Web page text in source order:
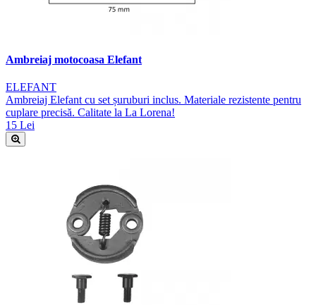
Ambreiaj motocoasa Elefant
ELEFANT
Ambreiaj Elefant cu set șuruburi inclus. Materiale rezistente pentru
cuplare precisă. Calitate la La Lorena!
15 Lei